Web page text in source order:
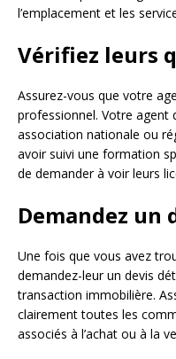
l’emplacement et les
Vérifiez leurs
Assurez-vous que votre
professionnel. Votre agent
association nationale ou
avoir suivi une formation
de demander à voir leurs
Demandez un
Une fois que vous avez
demandez-leur un devis
transaction immobilière.
clairement toutes les
associés à l’achat ou à la